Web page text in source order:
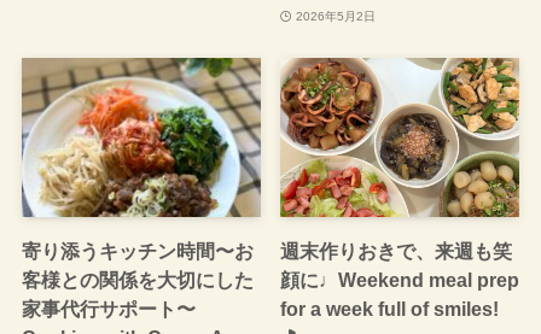
2026年5月2日
寄り添うキッチン時間〜お
客様との関係を大切にした
家事代行サポート〜
週末作りおきで、来週も笑
顔に♩Weekend meal prep
for a week full of smiles!